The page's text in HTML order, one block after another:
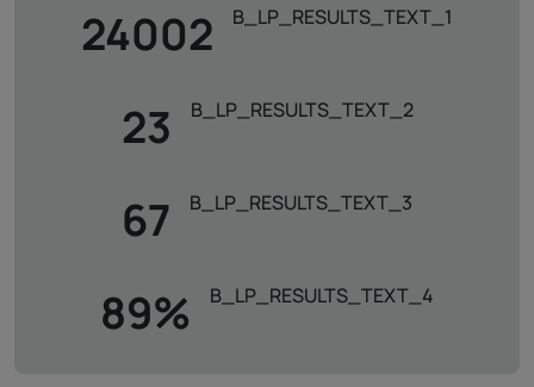
24002 B_LP_RESULTS_TEXT_1
23 B_LP_RESULTS_TEXT_2
67 B_LP_RESULTS_TEXT_3
89% B_LP_RESULTS_TEXT_4